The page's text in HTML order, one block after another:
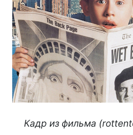
Кадр из фильма